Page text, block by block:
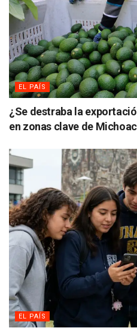
EL PAÍS
¿Se destraba la
en zonas clave de
EL PAÍS